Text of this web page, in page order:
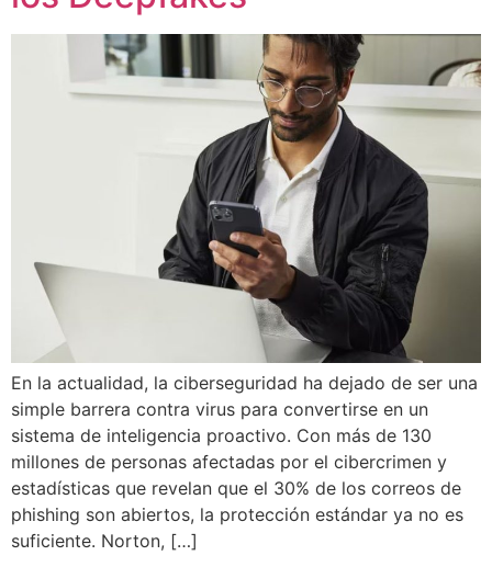
En la actualidad, la ciberseguridad ha dejado de ser una
simple barrera contra virus para convertirse en un
sistema de inteligencia proactivo. Con más de 130
millones de personas afectadas por el cibercrimen y
estadísticas que revelan que el 30% de los correos de
phishing son abiertos, la protección estándar ya no es
suficiente. Norton, […]